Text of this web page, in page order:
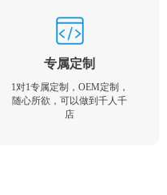
专属定制
1对1专属定制，OEM定制，
随心所欲，可以做到千人千
店